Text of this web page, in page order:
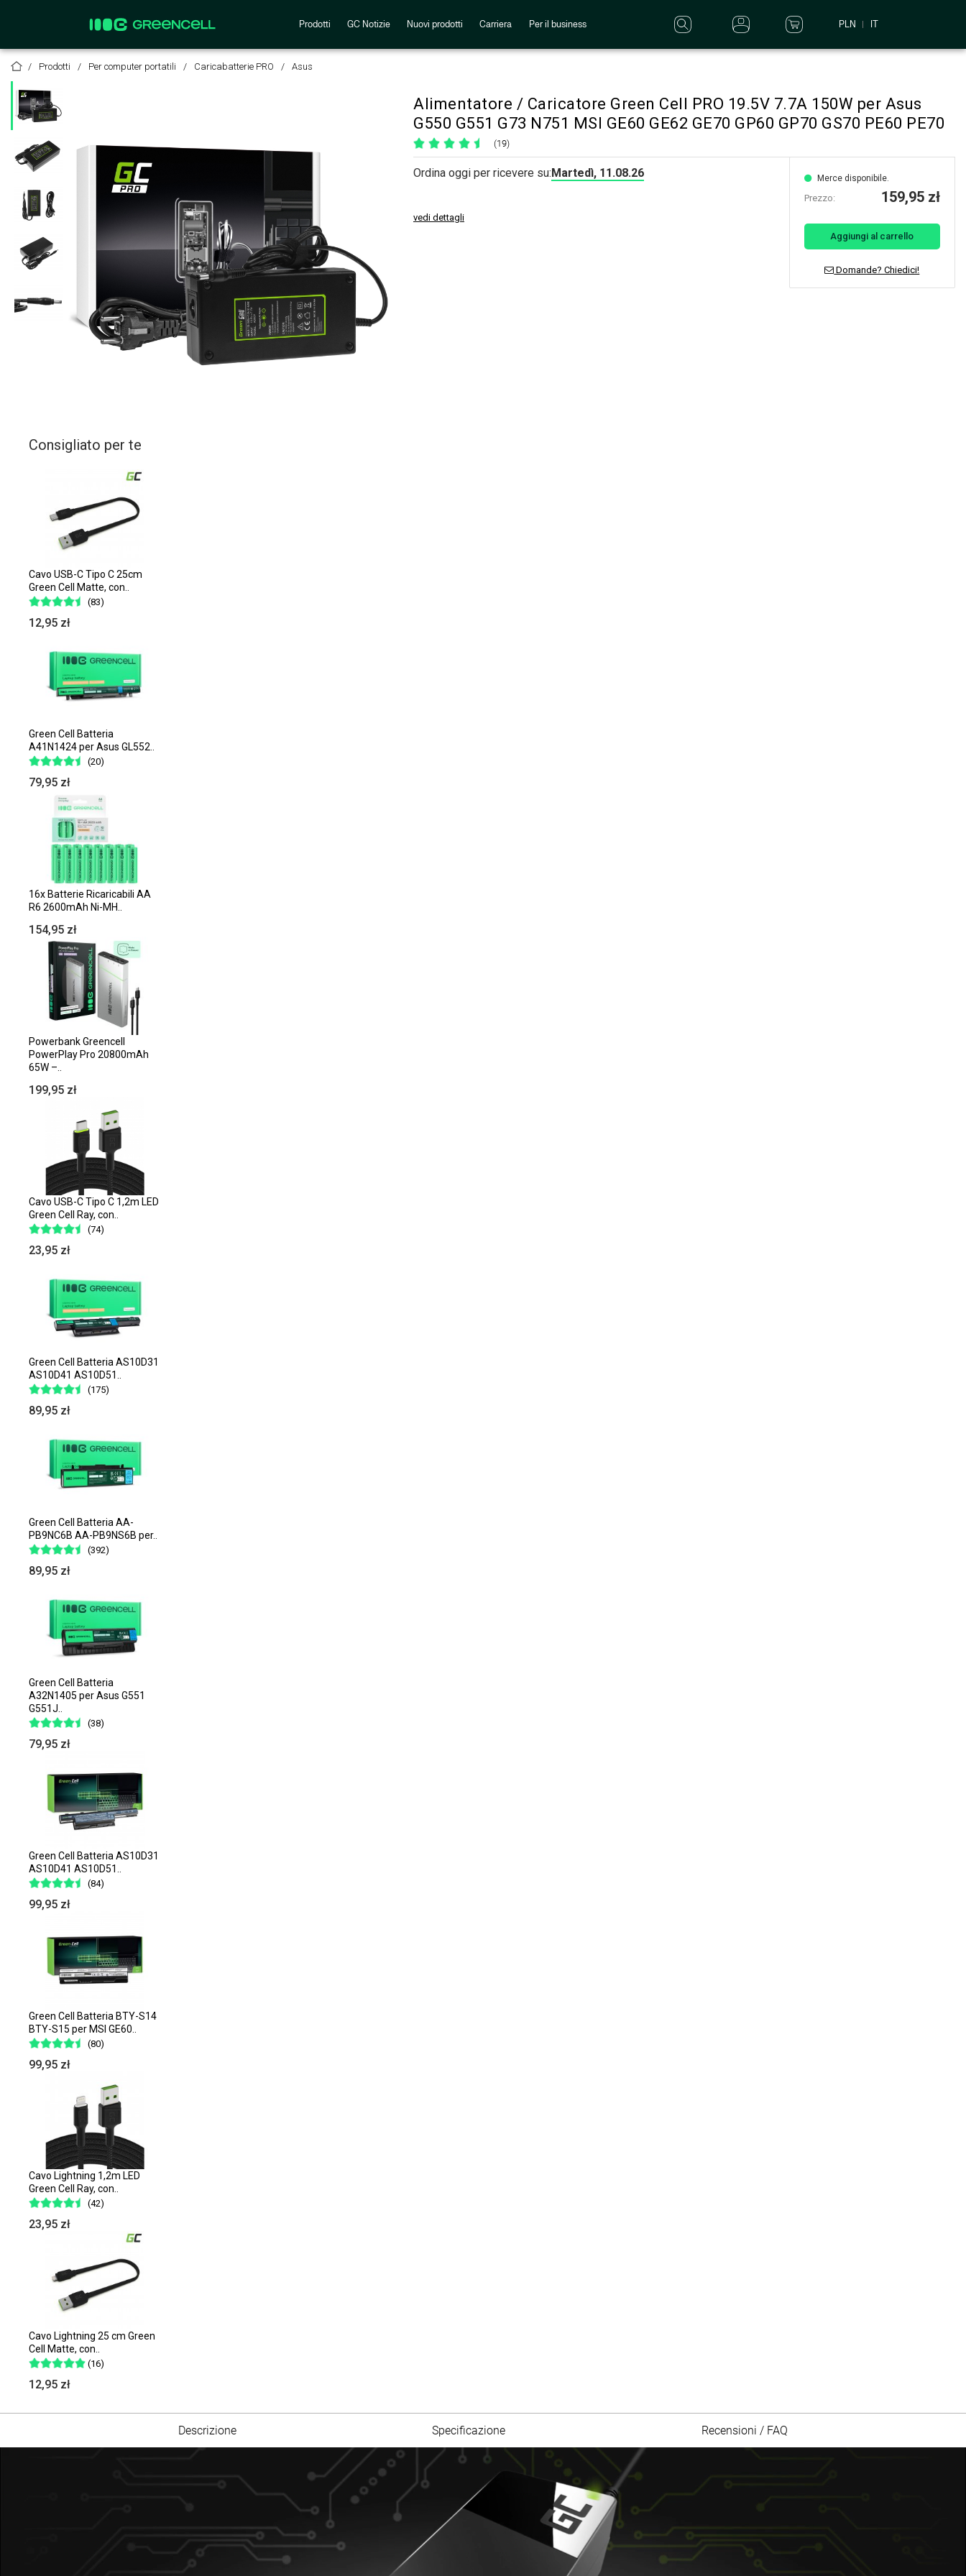
Prodotti GC Notizie Nuovi prodotti Carriera Per il business PLN IT
Prodotti Per computer portatili Caricabatterie PRO Asus
Alimentatore / Caricatore Green Cell PRO 19.5V 7.7A 150W per Asus
G550 G551 G73 N751 MSI GE60 GE62 GE70 GP60 GP70 GS70 PE60 PE70
(19)
Ordina oggi per ricevere su:Martedì, 11.08.26
vedi dettagli
Merce disponibile.
Prezzo: 159,95 zł
Aggiungi al carrello
Domande? Chiedici!
Consigliato per te
Cavo USB-C Tipo C 25cm
Green Cell Matte, con..
(83)
12,95 zł
Green Cell Batteria
A41N1424 per Asus GL552..
(20)
79,95 zł
16x Batterie Ricaricabili AA
R6 2600mAh Ni-MH..
154,95 zł
Powerbank Greencell
PowerPlay Pro 20800mAh
65W –..
199,95 zł
Cavo USB-C Tipo C 1,2m LED
Green Cell Ray, con..
(74)
23,95 zł
Green Cell Batteria AS10D31
AS10D41 AS10D51..
(175)
89,95 zł
Green Cell Batteria AA-
PB9NC6B AA-PB9NS6B per..
(392)
89,95 zł
Green Cell Batteria
A32N1405 per Asus G551
G551J..
(38)
79,95 zł
Green Cell Batteria AS10D31
AS10D41 AS10D51..
(84)
99,95 zł
Green Cell Batteria BTY-S14
BTY-S15 per MSI GE60..
(80)
99,95 zł
Cavo Lightning 1,2m LED
Green Cell Ray, con..
(42)
23,95 zł
Cavo Lightning 25 cm Green
Cell Matte, con..
(16)
12,95 zł
Descrizione Specificazione Recensioni / FAQ